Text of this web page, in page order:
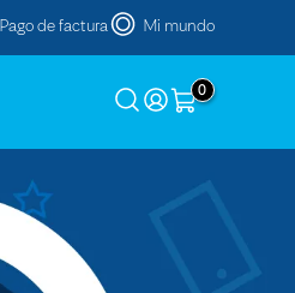
Pago de factura Mi mundo
0